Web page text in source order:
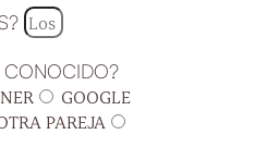
GOOGLE
PAREJA